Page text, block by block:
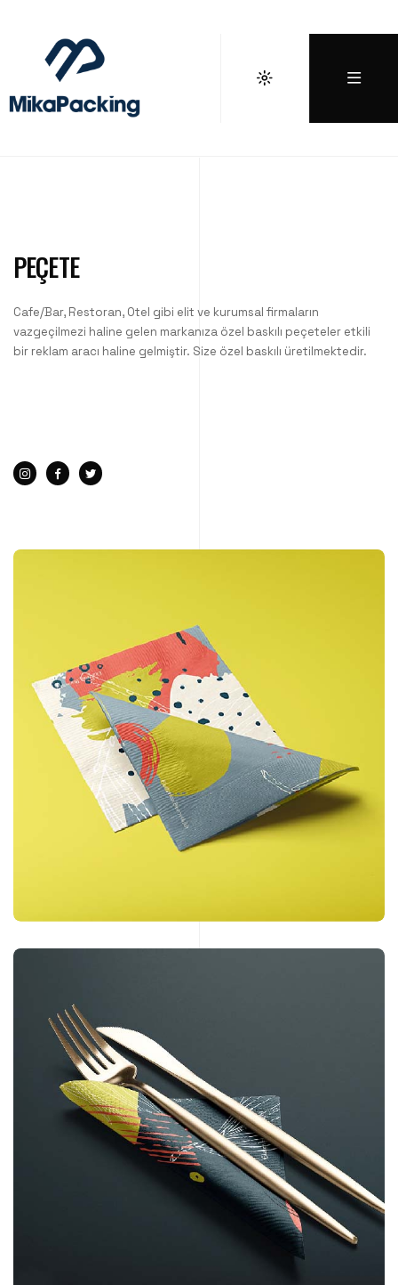
PEÇETE
Cafe/Bar, Restoran, Otel gibi elit ve kurumsal firmaların
vazgeçilmezi haline gelen markanıza özel baskılı peçeteler etkili
bir reklam aracı haline gelmiştir. Size özel baskılı üretilmektedir.